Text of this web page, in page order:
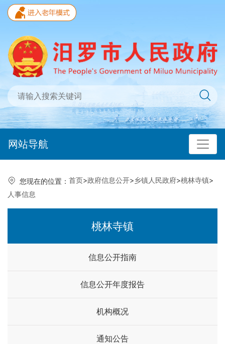
网站导航
您现在的位置： 首页>政府信息公开>乡镇人民政府>桃林寺镇>
人事信息
桃林寺镇
信息公开指南
信息公开年度报告
机构概况
通知公告